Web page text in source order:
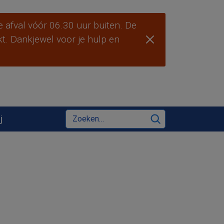
afval vóór 06.30 uur buiten. De
Dankjewel voor je hulp en
Zoeken
Zoeken